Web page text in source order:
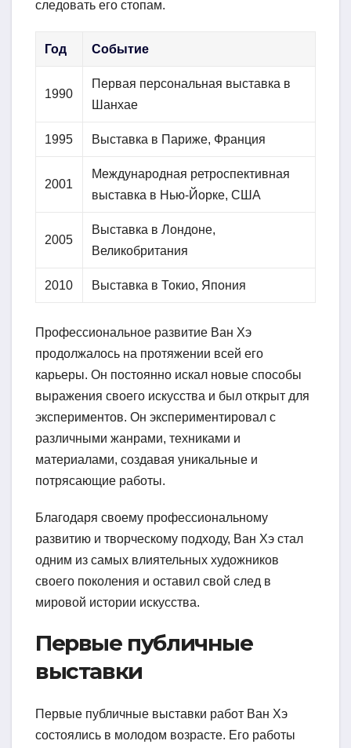
следовать его стопам.
Год Событие
1990
Первая персональная выставка в
Шанхае
1995 Выставка в Париже, Франция
2001
Международная ретроспективная
выставка в Нью-Йорке, США
2005
Выставка в Лондоне,
Великобритания
2010 Выставка в Токио, Япония
Профессиональное развитие Ван Хэ
продолжалось на протяжении всей его
карьеры. Он постоянно искал новые способы
выражения своего искусства и был открыт для
экспериментов. Он экспериментировал с
различными жанрами, техниками и
материалами, создавая уникальные и
потрясающие работы.
Благодаря своему профессиональному
развитию и творческому подходу, Ван Хэ стал
одним из самых влиятельных художников
своего поколения и оставил свой след в
мировой истории искусства.
Первые публичные
выставки
Первые публичные выставки работ Ван Хэ
состоялись в молодом возрасте. Его работы